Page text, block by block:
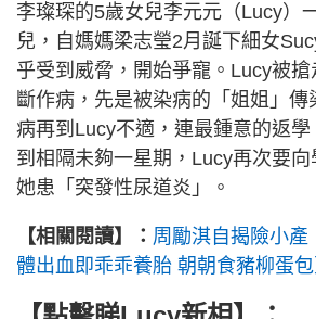
李璨琛的5歲女兒李元元（Lucy）
兒，自媽媽梁志瑩2月誕下細女
乎受到威脅，開始爭寵。Lucy被
斷作病，先是被染病的「姐姐」
病再到Lucy不適，連最鍾意的返
到相隔未夠一星期，Lucy再次要
她患「突發性尿道炎」。
【相關閱讀】： 周勵淇自揭險小產
體出血即乖乖養胎 朝朝食豬柳蛋